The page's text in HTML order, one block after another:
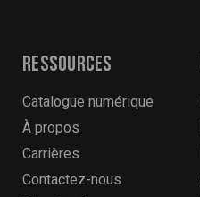
Ressources
Catalogue numérique
À propos
Carrières
Contactez-nous